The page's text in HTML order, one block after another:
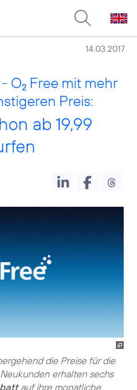
14.03.2017
O2 Free mit mehr
Preis:
ab 19,99
die Preise für die
erhalten sechs
auf ihre monatliche